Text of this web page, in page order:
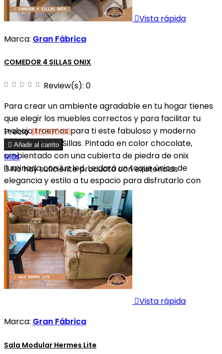
Vista rápida
Marca: Gran Fábrica
COMEDOR 4 SILLAS ONIX
Review(s): 0
Para crear un ambiente agradable en tu hogar tienes
que elegir los muebles correctos y para facilitar tu
trabajo traemos para ti este fabuloso y moderno
Comedor de 4 Sillas. Pintado en color chocolate,
ambientado con una cubierta de piedra de onix
iluminada con luz led. Le dará un toque único de
elegancia y estilo a tu espacio para disfrutarlo con
tus...
Precio$18,000.00
 Añadir al carrito
Más
No hay suficiente producto con existencias
Vista rápida
Marca: Gran Fábrica
Sala Modular Hermes Lite